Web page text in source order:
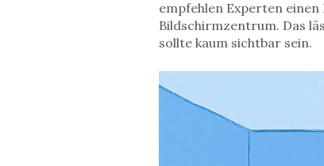
empfehlen Experten einen
Bildschirmzentrum. Das
sollte kaum sichtbar sein.